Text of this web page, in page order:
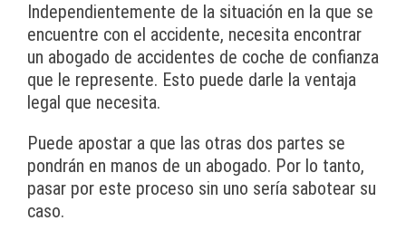
Independientemente de la situación en la que se
encuentre con el accidente, necesita encontrar
un abogado de accidentes de coche de confianza
que le represente. Esto puede darle la ventaja
legal que necesita.
Puede apostar a que las otras dos partes se
pondrán en manos de un abogado. Por lo tanto,
pasar por este proceso sin uno sería sabotear su
caso.